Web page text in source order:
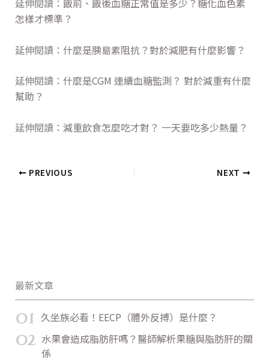
延伸閱讀： 飯前、飯後血糖正常值是多少？糖化血色素
怎樣才標準？
延伸閱讀： 什麼是胰島素阻抗？對於減肥有什麼影響？
延伸閱讀： 什麼是CGM 連續血糖監測？ 對於減重有什麼
幫助？
延伸閱讀： 減重飲食怎麼吃才對？ 一天要吃多少熱量？
PREVIOUS NEXT
最新文章
01 久坐族必看！EECP（體外反搏）是什麼？
02 水果會造成脂肪肝嗎？醫師解析果糖與脂肪肝的關
係